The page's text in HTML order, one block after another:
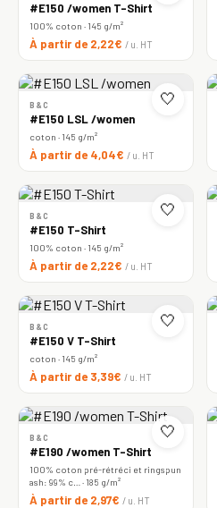
#E150 /women T-Shirt
100% coton · 145 g/m²
À partir de 2,22€ / u. HT
🤍
B&C
#E150 LSL /women
coton · 145 g/m²
À partir de 4,04€ / u. HT
🤍
B&C
#E150 T-Shirt
100% coton · 145 g/m²
À partir de 2,22€ / u. HT
🤍
B&C
#E150 V T-Shirt
coton · 145 g/m²
À partir de 3,39€ / u. HT
🤍
B&C
#E190 /women T-Shirt
100% coton pré-rétréci et ringspun
ash: 99% c… · 185 g/m²
À partir de 2,97€ / u. HT